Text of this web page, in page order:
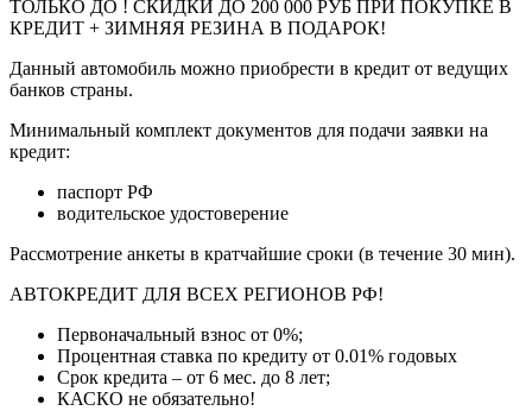
ТОЛЬКО ДО ! СКИДКИ ДО 200 000 РУБ ПРИ ПОКУПКЕ В
КРЕДИТ + ЗИМНЯЯ РЕЗИНА В ПОДАРОК!
Данный автомобиль можно приобрести в кредит от ведущих
банков страны.
Минимальный комплект документов для подачи заявки на
кредит:
паспорт РФ
водительское удостоверение
Рассмотрение анкеты в кратчайшие сроки (в течение 30 мин).
АВТОКРЕДИТ ДЛЯ ВСЕХ РЕГИОНОВ РФ!
Первоначальный взнос от 0%;
Процентная ставка по кредиту от 0.01% годовых
Срок кредита – от 6 мес. до 8 лет;
КАСКО не обязательно!